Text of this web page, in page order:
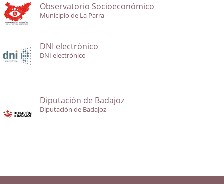
Observatorio Socioeconómico
Municipio de La Parra
DNI electrónico
DNI electrónico
Diputación de Badajoz
Diputación de Badajoz